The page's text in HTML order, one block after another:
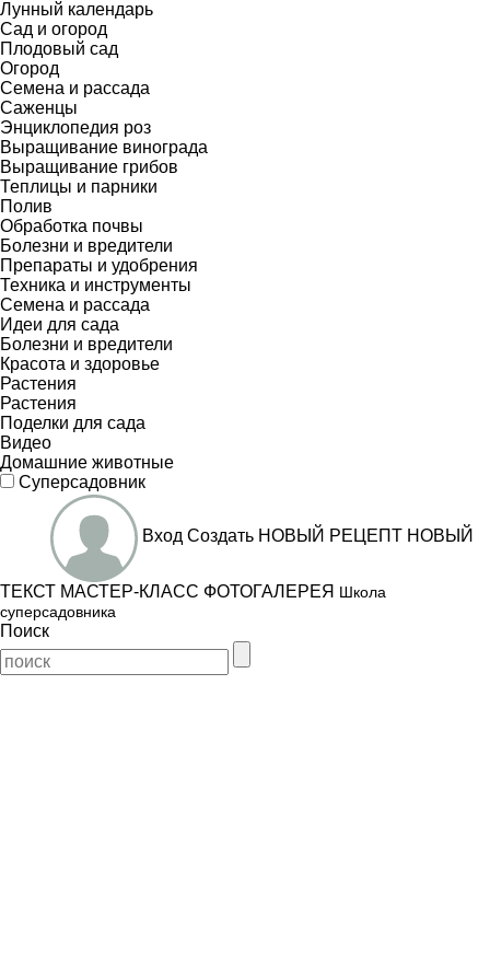
Лунный календарь
Сад и огород
Плодовый сад
Огород
Семена и рассада
Саженцы
Энциклопедия роз
Выращивание винограда
Выращивание грибов
Теплицы и парники
Полив
Обработка почвы
Болезни и вредители
Препараты и удобрения
Техника и инструменты
Семена и рассада
Идеи для сада
Болезни и вредители
Красота и здоровье
Растения
Растения
Поделки для сада
Видео
Домашние животные
Суперсадовник
Вход Создать НОВЫЙ РЕЦЕПТ НОВЫЙ
ТЕКСТ МАСТЕР-КЛАСС ФОТОГАЛЕРЕЯ Школа
суперсадовника
Поиск